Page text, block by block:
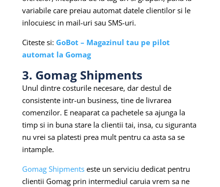
variabile care preiau automat datele clientilor si le
inlocuiesc in mail-uri sau SMS-uri.
Citeste si: GoBot – Magazinul tau pe pilot
automat la Gomag
3. Gomag Shipments
Unul dintre costurile necesare, dar destul de
consistente intr-un business, tine de livrarea
comenzilor. E neaparat ca pachetele sa ajunga la
timp si in buna stare la clientii tai, insa, cu siguranta
nu vrei sa platesti prea mult pentru ca asta sa se
intample.
Gomag Shipmentseste un serviciu dedicat pentru
clientii Gomag prin intermediul caruia vrem sa ne